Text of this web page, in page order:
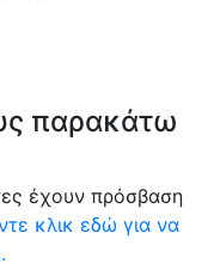
παρακάτω
έχουν πρόσβαση
κλικ εδώ για να